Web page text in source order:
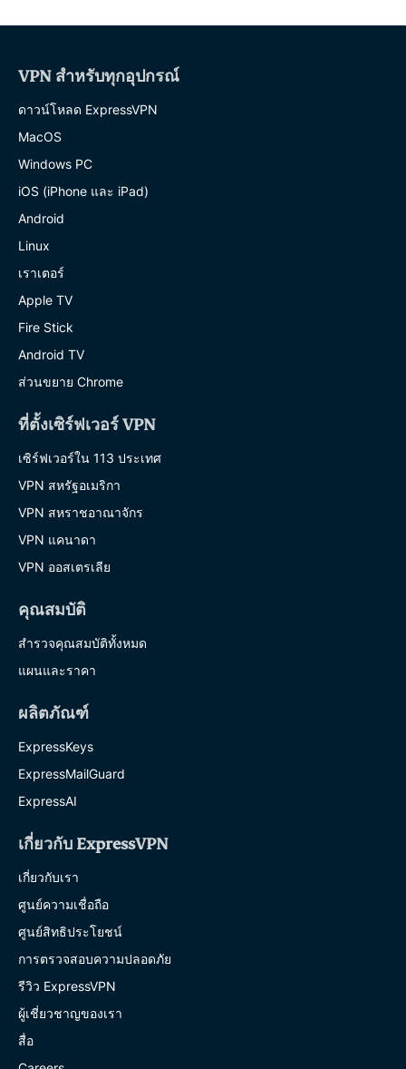
VPN สำหรับทุกอุปกรณ์
ดาวน์โหลด ExpressVPN
MacOS
Windows PC
iOS (iPhone และ iPad)
Android
Linux
เราเตอร์
Apple TV
Fire Stick
Android TV
ส่วนขยาย Chrome
ที่ตั้งเซิร์ฟเวอร์ VPN
เซิร์ฟเวอร์ใน 113 ประเทศ
VPN สหรัฐอเมริกา
VPN สหราชอาณาจักร
VPN แคนาดา
VPN ออสเตรเลีย
คุณสมบัติ
สำรวจคุณสมบัติทั้งหมด
แผนและราคา
ผลิตภัณฑ์
ExpressKeys
ExpressMailGuard
ExpressAI
เกี่ยวกับ ExpressVPN
เกี่ยวกับเรา
ศูนย์ความเชื่อถือ
ศูนย์สิทธิประโยชน์
การตรวจสอบความปลอดภัย
รีวิว ExpressVPN
ผู้เชี่ยวชาญของเรา
สื่อ